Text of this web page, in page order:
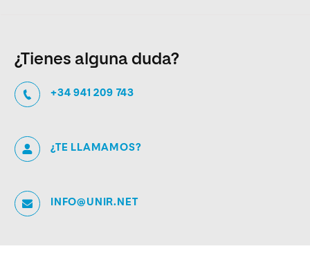
¿Tienes alguna duda?
+34 941 209 743
¿TE LLAMAMOS?
INFO@UNIR.NET